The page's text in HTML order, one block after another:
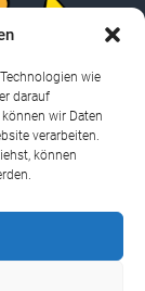
wie
darauf
wir Daten
verarbeiten.
können
Wenn du
von Cookies zu.